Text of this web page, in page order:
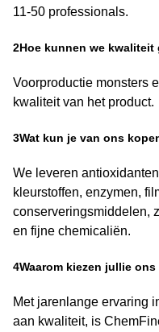
11-50 professionals.
2Hoe kunnen we kwaliteit
Voorproductie monsters
kwaliteit van het product.
3Wat kun je van ons
We leveren
kleurstoffen, enzymen,
conserveringsmiddelen,
en fijne chemicaliën.
4Waarom kiezen jullie
Met jarenlange ervaring
aan kwaliteit, is